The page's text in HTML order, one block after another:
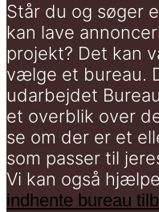
Står du og søger
kan lave
projekt? Det kan
vælge et bureau.
udarbejdet
et overblik over
se om der er et
som passer til
Vi kan også
indhente bureau